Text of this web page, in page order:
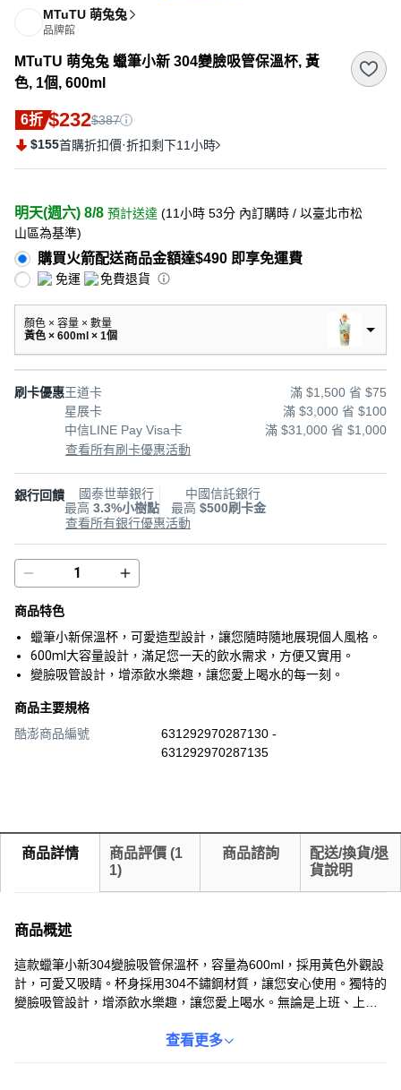
MTuTU 萌兔兔
品牌館
MTuTU 萌兔兔 蠟筆小新 304變臉吸管保溫杯, 黃
色, 1個, 600ml
6折 $232$387
$155首購折扣價·折扣剩下11小時
明天(週六) 8/8 預計送達 (11小時 53分 內訂購時 / 以臺北市松
山區為基準)
購買火箭配送商品金額達$490 即享免運費
免運 免費退貨
顏色 × 容量 × 數量
黃色 × 600ml × 1個
刷卡優惠王道卡
滿 $1,500 省 $75
星展卡
滿 $3,000 省 $100
中信LINE Pay Visa卡
滿 $31,000 省 $1,000
查看所有刷卡優惠活動
銀行回饋
國泰世華銀行
最高 3.3%小樹點
中國信託銀行
最高 $500刷卡金
查看所有銀行優惠活動
商品特色
蠟筆小新保溫杯，可愛造型設計，讓您隨時隨地展現個人風格。
600ml大容量設計，滿足您一天的飲水需求，方便又實用。
變臉吸管設計，增添飲水樂趣，讓您愛上喝水的每一刻。
商品主要規格
酷澎商品編號
631292970287130 -
631292970287135
商品詳情 商品評價 (1
1)
商品諮詢
配送/換貨/退
貨說明
商品概述
這款蠟筆小新304變臉吸管保溫杯，容量為600ml，採用黃色外觀設
計，可愛又吸睛。杯身採用304不鏽鋼材質，讓您安心使用。獨特的
變臉吸管設計，增添飲水樂趣，讓您愛上喝水。無論是上班、上學
四季都能享受最佳飲品溫度。查看更多